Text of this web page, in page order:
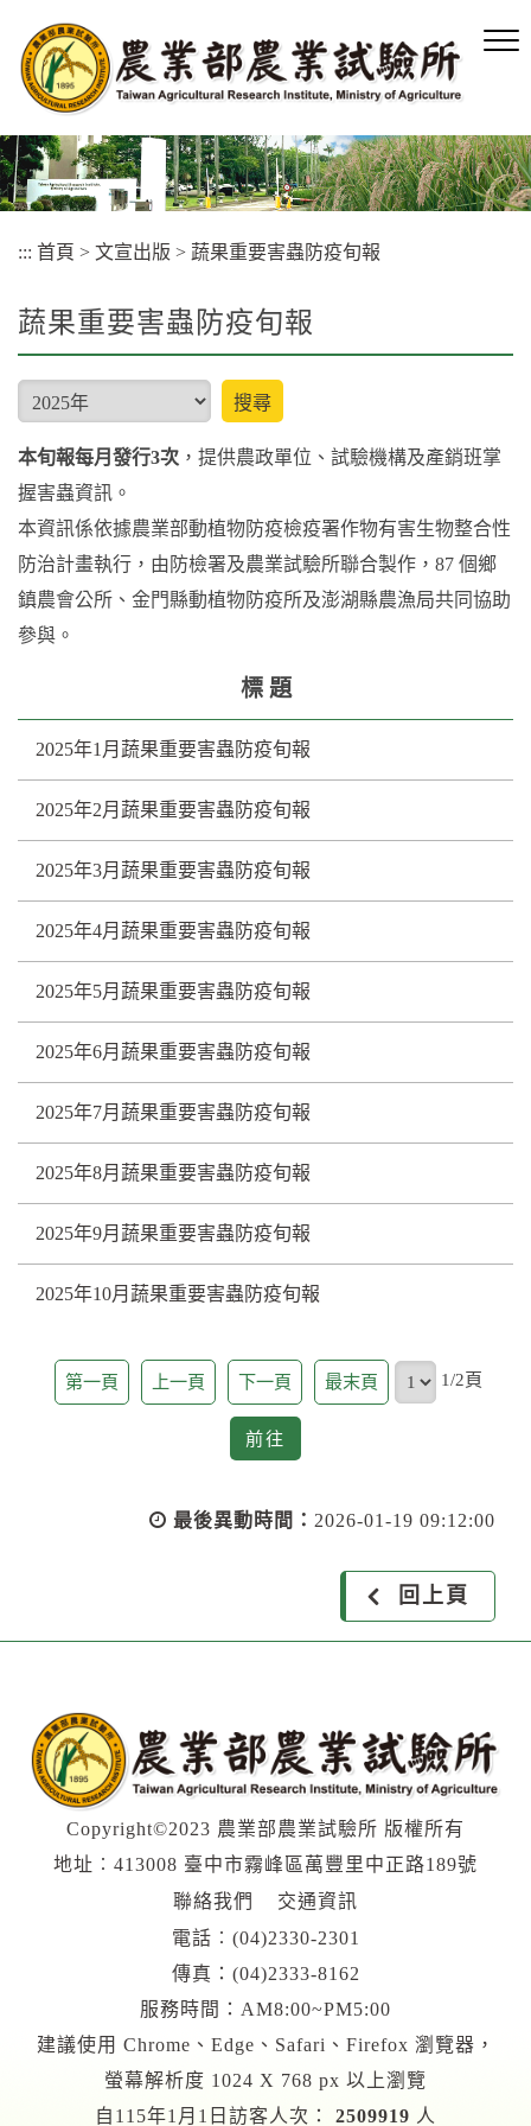
容
區
塊
::: 首頁 > 文宣出版 > 蔬果重要害蟲防疫旬報
蔬果重要害蟲防疫旬報
type 搜尋
本旬報每月發行3次 ，提供農政單位、試驗機構及產銷班掌
握害蟲資訊。
本資訊係依據農業部動植物防疫檢疫署作物有害生物整合性
防治計畫執行，由防檢署及農業試驗所聯合製作，87 個鄉
鎮農會公所、金門縣動植物防疫所及澎湖縣農漁局共同協助
參與。
標 題
2025年1月蔬果重要害蟲防疫旬報
2025年2月蔬果重要害蟲防疫旬報
2025年3月蔬果重要害蟲防疫旬報
2025年4月蔬果重要害蟲防疫旬報
2025年5月蔬果重要害蟲防疫旬報
2025年6月蔬果重要害蟲防疫旬報
2025年7月蔬果重要害蟲防疫旬報
2025年8月蔬果重要害蟲防疫旬報
2025年9月蔬果重要害蟲防疫旬報
2025年10月蔬果重要害蟲防疫旬報
第一頁 上一頁 下一頁 最末頁 頁
1/2頁
前往
往
最後異動時間： 2026-01-19 09:12:00
回上頁
Copyright©2023 農業部農業試驗所 版權所有
地址︰413008 臺中市霧峰區萬豐里中正路189號
聯絡我們
交通資訊
電話︰ (04)2330-2301
傳真：(04)2333-8162
服務時間：AM8:00~PM5:00
建議使用 Chrome、Edge、Safari、Firefox 瀏覽器，
螢幕解析度 1024 X 768 px 以上瀏覽
自115年1月1日訪客人次：
2509919 人